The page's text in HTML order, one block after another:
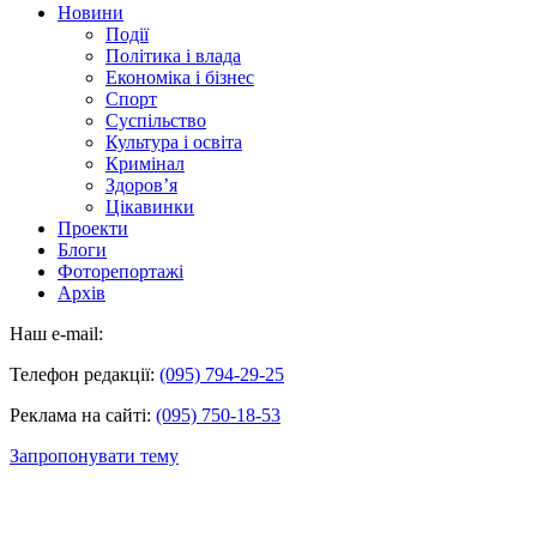
Новини
Події
Політика і влада
Економіка і бізнес
Спорт
Суспільство
Культура і освіта
Кримінал
Здоров’я
Цікавинки
Проекти
Блоги
Фоторепортажі
Архів
Наш e-mail:
Телефон редакції: (095) 794-29-25
Реклама на сайті: (095) 750-18-53
Запропонувати тему